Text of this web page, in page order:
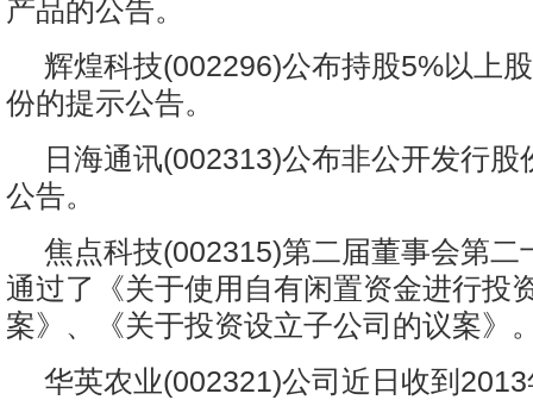
产品的公告。
辉煌科技(002296)公布持股5%以上
份的提示公告。
日海通讯(002313)公布非公开发行股
公告。
焦点科技(002315)第二届董事会第二
通过了《关于使用自有闲置资金进行投
案》、《关于投资设立子公司的议案》
华英农业(002321)公司近日收到